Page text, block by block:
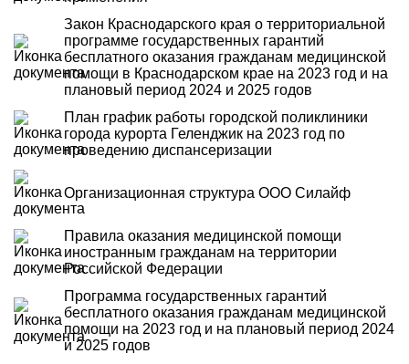
Закон Краснодарского края о территориальной
программе государственных гарантий
бесплатного оказания гражданам медицинской
помощи в Краснодарском крае на 2023 год и на
плановый период 2024 и 2025 годов
План график работы городской поликлиники
города курорта Геленджик на 2023 год по
проведению диспансеризации
Организационная структура ООО Силайф
Правила оказания медицинской помощи
иностранным гражданам на территории
Российской Федерации
Программа государственных гарантий
бесплатного оказания гражданам медицинской
помощи на 2023 год и на плановый период 2024
и 2025 годов